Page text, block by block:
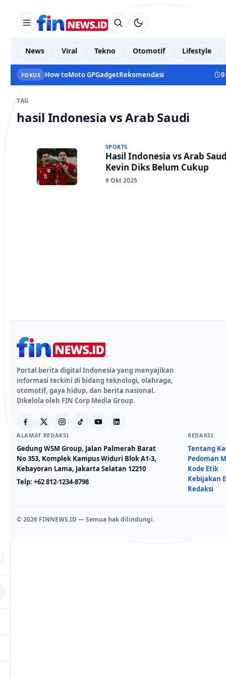
News Viral Tekno Otomotif Lifestyle
FOKUS How toMoto GPGadgetRekomendasi
TAG
hasil Indonesia vs Arab Saudi
SPORTS
Hasil Indonesia vs Arab
Kevin Diks Belum Cukup
9 Okt 2025
Portal berita digital Indonesia yang menyajikan
informasi terkini di bidang teknologi, olahraga,
otomotif, gaya hidup, dan berita nasional.
Dikelola oleh FIN Corp Media Group.
ALAMAT REDAKSI
Gedung WSM Group, Jalan Palmerah Barat
No 353, Komplek Kampus Widuri Blok A1-3,
Kebayoran Lama, Jakarta Selatan 12210
Telp: +62 812-1234-8798
REDAKSI
Tentang
Pedoman
Kode Etik
Kebijakan
Redaksi
© 2026 FINNEWS.ID — Semua hak dilindungi.